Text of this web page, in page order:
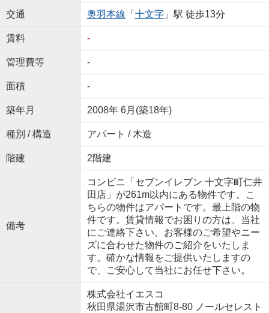
交通 奥羽本線 「 十文字」駅 徒歩13分
賃料 -
管理費等 -
面積 -
築年月 2008年 6月(築18年)
種別 / 構造 アパート / 木造
階建 2階建
備考
コンビニ「セブンイレブン 十文字町仁井
田店」が261m以内にある物件です。こ
ちらの物件はアパートです。最上階の物
件です。賃貸情報でお困りの方は、当社
にご連絡下さい。お客様のご希望やニー
ズに合わせた物件のご紹介をいたしま
す。確かな情報をご提供いたしますの
で、ご安心して当社にお任せ下さい。
株式会社イエスコ
秋田県湯沢市古館町8-80 ノールセレスト